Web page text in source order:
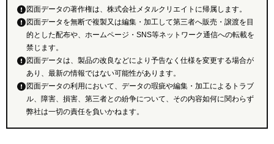
図面データの著作権は、株式会社メタルクリエイトに帰属します。
図面データを無断で複製又は編集・加工して第三者へ販売・譲渡を目
的とした配布や、ホームページ・SNS等ネットワーク通信への転載を
禁じます。
図面データは、製品の改良などにより予告なく仕様を変更する場合が
あり、最新の情報ではない可能性があります。
図面データの利用において、データの瑕疵や編集・加工によるトラブ
ル、障害、損害、第三者との紛争について、その内容如何に関わらず
弊社は一切の責任を負いかねます。